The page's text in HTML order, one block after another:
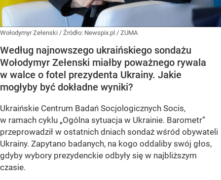
Wołodymyr Zełenski / Źródło: Newspix.pl / ZUMA
Według najnowszego ukraińskiego sondażu
Wołodymyr Zełenski miałby poważnego rywala
w walce o fotel prezydenta Ukrainy. Jakie
mogłyby być dokładne wyniki?
Ukraińskie Centrum Badań Socjologicznych Socis,
w ramach cyklu „Ogólna sytuacja w Ukrainie. Barometr”
przeprowadził w ostatnich dniach sondaż wśród obywateli
Ukrainy. Zapytano badanych, na kogo oddaliby swój głos,
gdyby wybory prezydenckie odbyły się w najbliższym
czasie.